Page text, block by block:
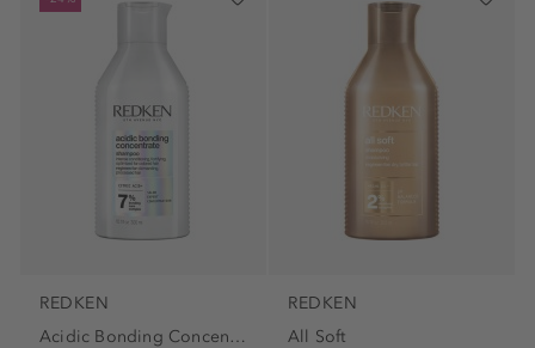
REDKEN
Acidic Bonding Concentrate
REDKEN
All Soft